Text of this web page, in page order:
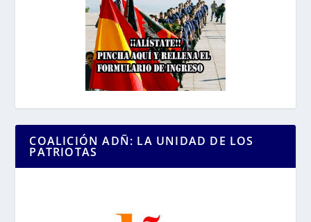
COALICIÓN ADÑ: LA UNIDAD DE LOS
PATRIOTAS